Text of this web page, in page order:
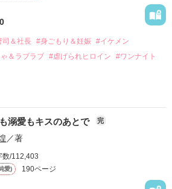
いたくないと思っていた哲平に
す。
してしまった。
と知った哲平は
う』と真っ直ぐに告げてきた。
好きという気持ちを隠すことなく
桜がストーカー被害に
同居を提案してきて――。
司＆社長 #身ごもり＆妊娠 #イケメン
＆ラブラブ #虐げられヒロイン
#ワンナイト
の職場でうまくいかなかった梅田美
していたところ、日本人美青年と出会
限りの関係となる。
職場でワンナイトした美青年と再会。
る財閥御曹司にも関わらず、一族を離
実業家、社内でも冷徹だと評判な社長
たのだ――！
溺愛もキスのあとで 完
／著
数/112,403
愛) 190ページ